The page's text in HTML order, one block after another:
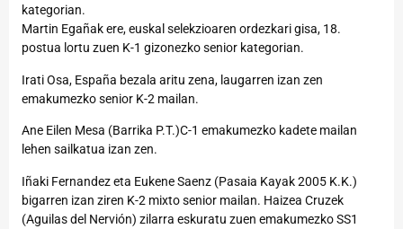
kategorian.
Martin Egañak ere, euskal selekzioaren ordezkari gisa, 18.
postua lortu zuen K-1 gizonezko senior kategorian.
Irati Osa, España bezala aritu zena, laugarren izan zen
emakumezko senior K-2 mailan.
Ane Eilen Mesa (Barrika P.T.)C-1 emakumezko kadete mailan
lehen sailkatua izan zen.
Iñaki Fernandez eta Eukene Saenz (Pasaia Kayak 2005 K.K.)
bigarren izan ziren K-2 mixto senior mailan. Haizea Cruzek
(Aguilas del Nervión) zilarra eskuratu zuen emakumezko SS1